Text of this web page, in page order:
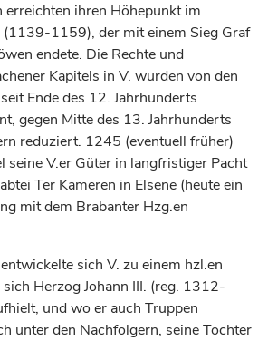
erreichten ihren Höhepunkt im
(1139-1159), der mit einem Sieg Graf
endete. Die Rechte und
Kapitels in V. wurden von den
Ende des 12. Jahrhunderts
gegen Mitte des 13. Jahrhunderts
reduziert. 1245 (eventuell früher)
seine V.er Güter in langfristiger Pacht
Ter Kameren in Elsene (heute ein
mit dem Brabanter Hzg.en
sich V. zu einem hzl.en
HerzogJohann III. (reg. 1312-
und wo er auch Truppen
unter den Nachfolgern, seine Tochter